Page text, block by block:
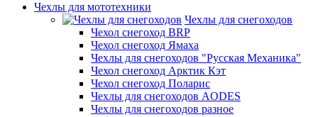
Чехлы для мототехники
Чехлы для снегоходов
Чехол снегоход BRP
Чехол снегоход Ямаха
Чехлы для снегоходов "Русская Механика"
Чехол снегоход Арктик Кэт
Чехол снегоход Поларис
Чехлы для снегоходов AODES
Чехлы для снегоходов разное